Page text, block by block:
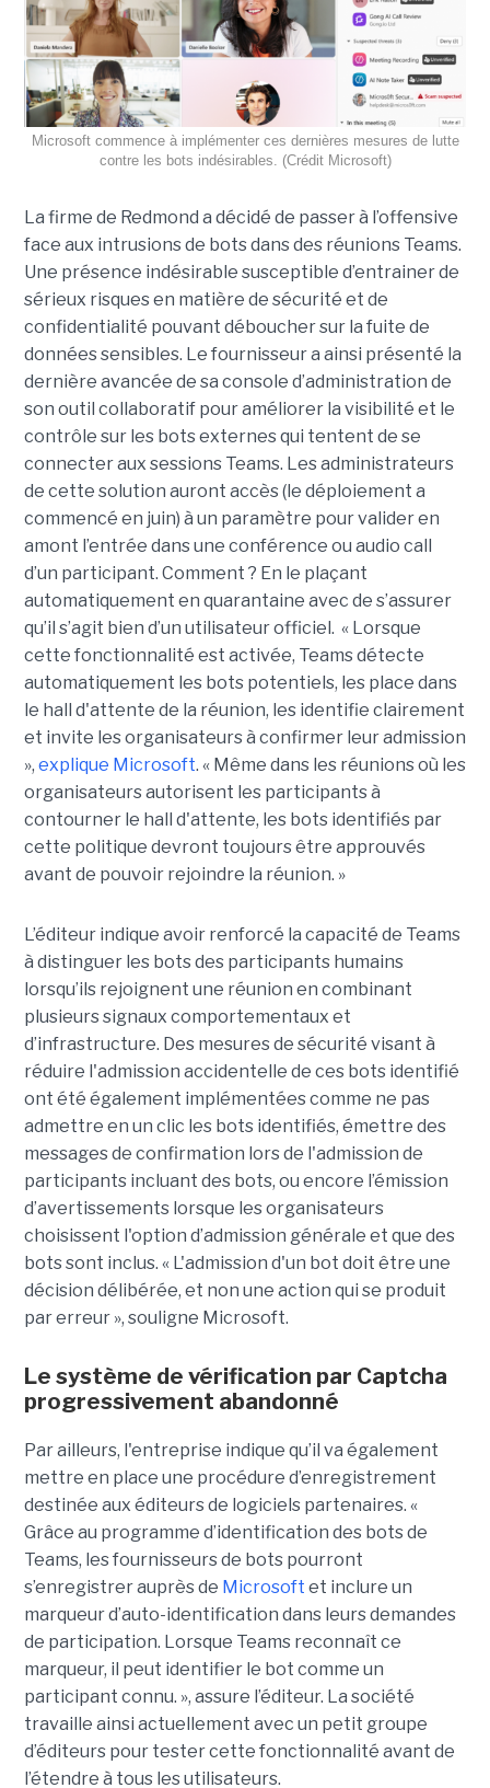
Microsoft commence à implémenter ces dernières mesures de lutte
contre les bots indésirables. (Crédit Microsoft)
La firme de Redmond a décidé de passer à l’offensive
face aux intrusions de bots dans des réunions Teams.
Une présence indésirable susceptible d’entrainer de
sérieux risques en matière de sécurité et de
confidentialité pouvant déboucher sur la fuite de
données sensibles. Le fournisseur a ainsi présenté la
dernière avancée de sa console d’administration de
son outil collaboratif pour améliorer la visibilité et le
contrôle sur les bots externes qui tentent de se
connecter aux sessions Teams. Les administrateurs
de cette solution auront accès (le déploiement a
commencé en juin) à un paramètre pour valider en
amont l’entrée dans une conférence ou audio call
d’un participant. Comment ? En le plaçant
automatiquement en quarantaine avec de s’assurer
qu’il s’agit bien d’un utilisateur officiel. « Lorsque
cette fonctionnalité est activée, Teams détecte
automatiquement les bots potentiels, les place dans
le hall d'attente de la réunion, les identifie clairement
et invite les organisateurs à confirmer leur admission
», explique Microsoft. « Même dans les réunions où les
organisateurs autorisent les participants à
contourner le hall d'attente, les bots identifiés par
cette politique devront toujours être approuvés
avant de pouvoir rejoindre la réunion. »
L’éditeur indique avoir renforcé la capacité de Teams
à distinguer les bots des participants humains
lorsqu’ils rejoignent une réunion en combinant
plusieurs signaux comportementaux et
d’infrastructure. Des mesures de sécurité visant à
réduire l'admission accidentelle de ces bots identifié
ont été également implémentées comme ne pas
admettre en un clic les bots identifiés, émettre des
messages de confirmation lors de l'admission de
participants incluant des bots, ou encore l’émission
d’avertissements lorsque les organisateurs
choisissent l'option d’admission générale et que des
bots sont inclus. « L'admission d'un bot doit être une
décision délibérée, et non une action qui se produit
par erreur », souligne Microsoft.
Le système de vérification par Captcha
progressivement abandonné
Par ailleurs, l'entreprise indique qu’il va également
mettre en place une procédure d’enregistrement
destinée aux éditeurs de logiciels partenaires. «
Grâce au programme d’identification des bots de
Teams, les fournisseurs de bots pourront
s’enregistrer auprès de Microsoft et inclure un
marqueur d’auto-identification dans leurs demandes
de participation. Lorsque Teams reconnaît ce
marqueur, il peut identifier le bot comme un
participant connu. », assure l’éditeur. La société
travaille ainsi actuellement avec un petit groupe
d’éditeurs pour tester cette fonctionnalité avant de
l’étendre à tous les utilisateurs.